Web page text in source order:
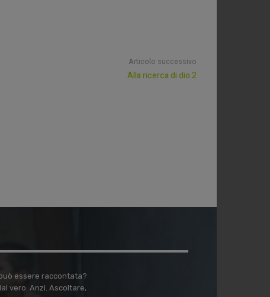
Articolo successivo
Alla ricerca di dio 2
essere raccontata?
vero. Anzi. Ascoltare,